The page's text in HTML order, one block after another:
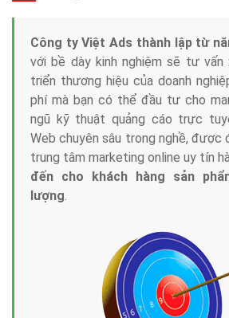
Công ty Việt Ads thành lập từ
với bề dày kinh nghiệm sẽ tư vấn
triển thương hiệu của doanh
phí mà bạn có thể đầu tư cho
ngũ kỹ thuật quảng cáo trực
Web chuyên sâu trong nghề, được
trung tâm marketing online uy tín
đến cho khách hàng sản
lượng.